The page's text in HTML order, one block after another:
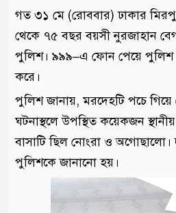
গত ৩১ মে (রোববার) ঢাকার
থেকে ৭৫ বছর বয়সী নুরজাহান
পুলিশ। ৯৯৯–এ ফোন পেয়ে পুলিশ
করে।
পুলিশ জানায়, মরদেহটি পচে
ঘটনাস্থলে উপস্থিত কয়েকজন
বাসাটি ছিল নোংরা ও অগোছালো।
পুলিশকে জানানো হয়।